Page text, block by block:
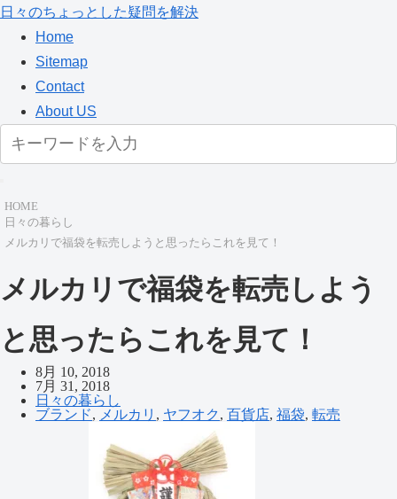
日々のちょっとした疑問を解決
Home
Sitemap
Contact
About US
HOME
日々の暮らし
メルカリで福袋を転売しようと思ったらこれを見て！
メルカリで福袋を転売しよう
と思ったらこれを見て！
8月 10, 2018
7月 31, 2018
日々の暮らし
ブランド, メルカリ , ヤフオク , 百貨店, 福袋, 転売